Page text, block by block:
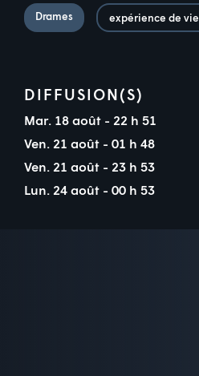
Drames expérience de vie
DIFFUSION(S)
Mar. 18 août - 22 h 51
Ven. 21 août - 01 h 48
Ven. 21 août - 23 h 53
Lun. 24 août - 00 h 53